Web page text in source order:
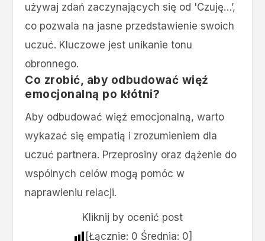
używaj zdań zaczynających się od 'Czuję…’,
co pozwala na jasne przedstawienie swoich
uczuć. Kluczowe jest unikanie tonu
obronnego.
Co zrobić, aby odbudować więź
emocjonalną po kłótni?
Aby odbudować więź emocjonalną, warto
wykazać się empatią i zrozumieniem dla
uczuć partnera. Przeprosiny oraz dążenie do
wspólnych celów mogą pomóc w
naprawieniu relacji.
Kliknij by ocenić post
[Łącznie: 0 Średnia: 0]